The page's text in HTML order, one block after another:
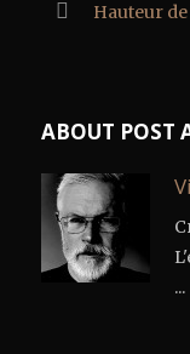
Hauteur
ABOUT POST
...